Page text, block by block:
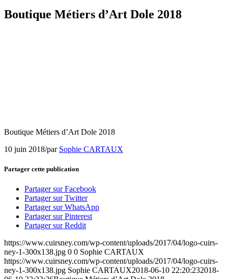
Boutique Métiers d’Art Dole 2018
Boutique Métiers d’Art Dole 2018
10 juin 2018/par Sophie CARTAUX
Partager cette publication
Partager sur Facebook
Partager sur Twitter
Partager sur WhatsApp
Partager sur Pinterest
Partager sur Reddit
https://www.cuirsney.com/wp-content/uploads/2017/04/logo-cuirs-
ney-1-300x138.jpg 0 0 Sophie CARTAUX
https://www.cuirsney.com/wp-content/uploads/2017/04/logo-cuirs-
ney-1-300x138.jpg Sophie CARTAUX2018-06-10 22:20:232018-